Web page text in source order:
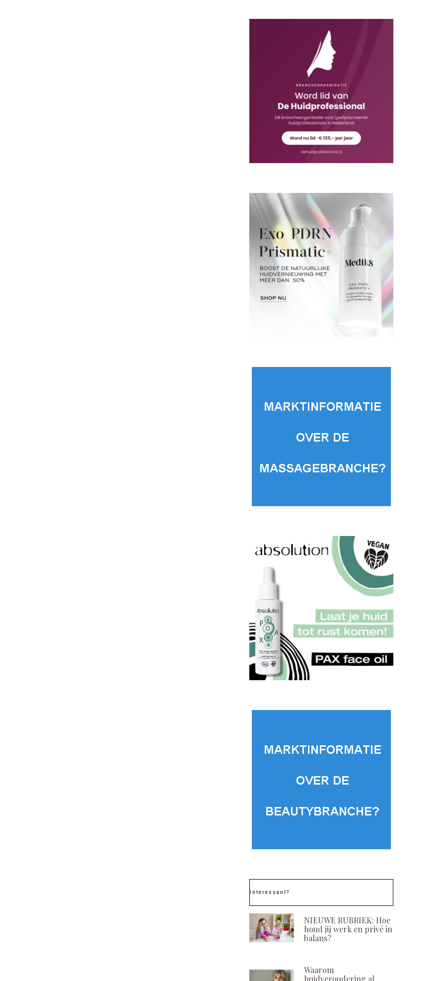
Interessant?
NIEUWE RUBRIEK: Hoe
houd jij werk en privé in
balans?
Waarom
huidveroudering al